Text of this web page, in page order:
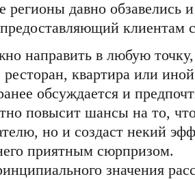
регионы давно обзавелись
клиентам
направить в любую
квартира или
обсуждается и
повысит шансы на то,
но и создаст некий
приятным сюрпризом.
значения